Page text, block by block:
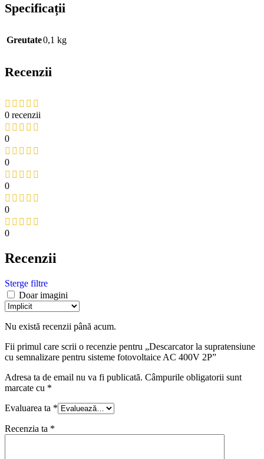
Specificații
Greutate0,1 kg
Recenzii
0 recenzii
0
0
0
0
0
Recenzii
Sterge filtre
Doar imagini
Nu există recenzii până acum.
Fii primul care scrii o recenzie pentru „Descarcator la supratensiune
cu semnalizare pentru sisteme fotovoltaice AC 400V 2P”
Adresa ta de email nu va fi publicată. Câmpurile obligatorii sunt
marcate cu *
Evaluarea ta *
Recenzia ta *